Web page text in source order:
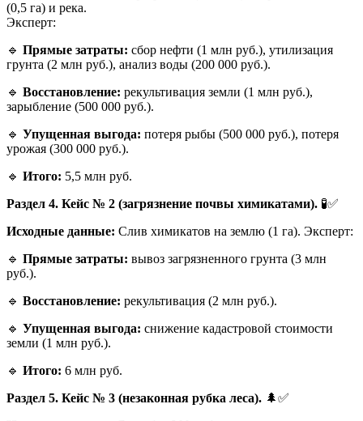
(0,5 га) и река.
Эксперт:
🔹 Прямые затраты: сбор нефти (1 млн руб.), утилизация
грунта (2 млн руб.), анализ воды (200 000 руб.).
🔹 Восстановление: рекультивация земли (1 млн руб.),
зарыбление (500 000 руб.).
🔹 Упущенная выгода: потеря рыбы (500 000 руб.), потеря
урожая (300 000 руб.).
🔹 Итого: 5,5 млн руб.
Раздел 4. Кейс № 2 (загрязнение почвы химикатами). 🧪✅
Исходные данные: Слив химикатов на землю (1 га). Эксперт:
🔹 Прямые затраты: вывоз загрязненного грунта (3 млн
руб.).
🔹 Восстановление: рекультивация (2 млн руб.).
🔹 Упущенная выгода: снижение кадастровой стоимости
земли (1 млн руб.).
🔹 Итого: 6 млн руб.
Раздел 5. Кейс № 3 (незаконная рубка леса). 🌲✅